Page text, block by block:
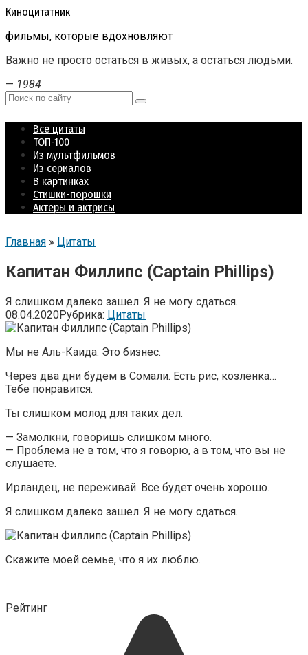
Перейти
контенту
Киноцитатник
фильмы, которые вдохновляют
Важно не просто остаться в живых, а остаться людьми.
— 1984
Поиск:
Все цитаты
ТОП-100
Из мультфильмов
Из сериалов
В картинках
Стишки-порошки
Актеры и актрисы
Главная » Цитаты
Капитан Филлипс (Captain Phillips)
Я слишком далеко зашел. Я не могу сдаться.
08.04.2020Рубрика: Цитаты
Мы не Аль-Каида. Это бизнес.
Через два дни будем в Сомали. Есть рис, козленка…
Тебе понравится.
Ты слишком молод для таких дел.
— Замолкни, говоришь слишком много.
— Проблема не в том, что я говорю, а в том, что вы не
слушаете.
Ирландец, не переживай. Все будет очень хорошо.
Я слишком далеко зашел. Я не могу сдаться.
Скажите моей семье, что я их люблю.
Рейтинг